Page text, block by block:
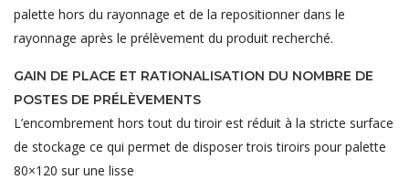
palette hors du rayonnage et de la repositionner dans le
rayonnage après le prélèvement du produit recherché.
GAIN DE PLACE ET RATIONALISATION DU NOMBRE DE
POSTES DE PRÉLÈVEMENTS
L’encombrement hors tout du tiroir est réduit à la stricte surface
de stockage ce qui permet de disposer trois tiroirs pour palette
80×120 sur une lisse